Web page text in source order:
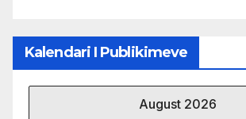
Kalendari I Publikimeve
August 2026